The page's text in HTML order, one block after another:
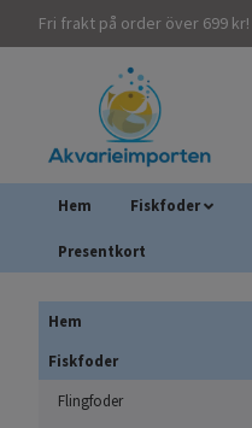
Fri frakt på order över 699 kr!
Hem Fiskfoder
Presentkort
Hem
Fiskfoder
Flingfoder